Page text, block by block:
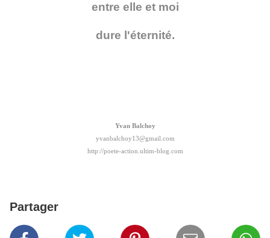
entre elle et moi
dure l'éternité.
Yvan Balchoy
yvanbalchoy13@gmail.com
http://poete-action.ultim-blog.com
Partager